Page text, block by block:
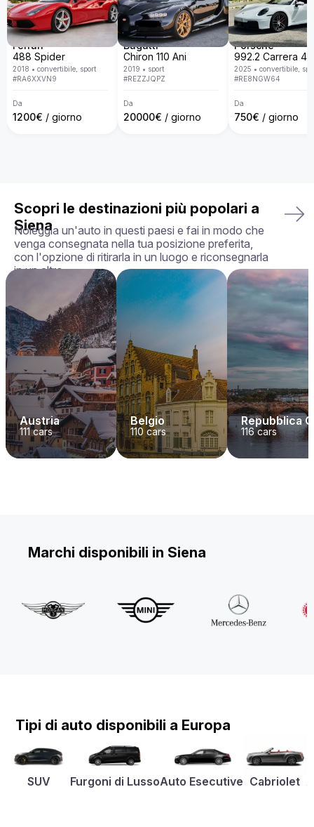
lusso con una flotta disponibile in tutta Europa. Con un
servizio personalizzato, consegna porta a porta, politiche
trasparenti e la garanzia di ricevere l'auto esattamente come
la hai scelta, in perfette condizioni, rendiamo la tua
esperienza di noleggio semplice, piacevole e su misura per
le tue esigenze.
La tua auto perfetta ti aspetta — prenota oggi la tua Aston
Ferrari
488 Spider
2018 • convertibile, sport
#RA6XXVN9
Da
1200€ / giorno
Bugatti
Chiron 110 Ani
2019 • sport
#REZZJQPZ
Da
20000€ / giorno
Porsche
2025 • convertibile,
#RE8NGW64
Da
750€ / giorno
Scopri le destinazioni più popolari a
Siena
Noleggia un'auto in questi paesi e fai in modo che
venga consegnata nella tua posizione preferita,
con l'opzione di ritirarla in un luogo e riconsegnarla
in un altro.
Austria
111cars
Belgio
110 cars
Repubblica
116cars
Marchi disponibili in Siena
Tipi di auto disponibili a Europa
SUV Furgoni di LussoAuto Esecutive Cabriolet